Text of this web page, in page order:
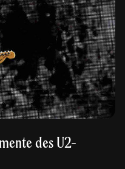
des U2-